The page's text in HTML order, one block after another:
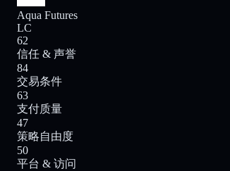
Aqua Futures
LC
62
信任 & 声誉
84
交易条件
63
支付质量
47
策略自由度
50
平台 & 访问